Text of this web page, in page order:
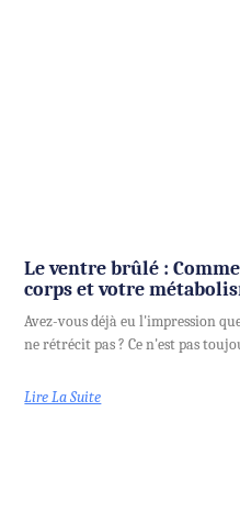
Le ventre brûlé :
corps et votre
Avez-vous déjà eu l'impression
ne rétrécit pas ? Ce n'est pas
Lire La Suite